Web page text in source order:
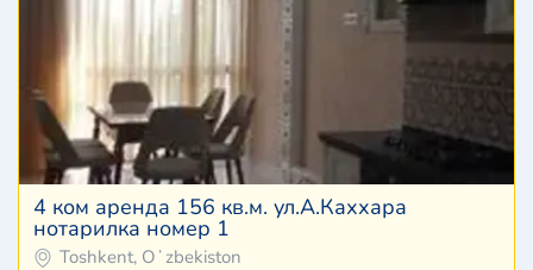
4 ком аренда 156 кв.м. ул.А.Каххара
нотарилка номер 1
Toshkent, Oʻzbekiston